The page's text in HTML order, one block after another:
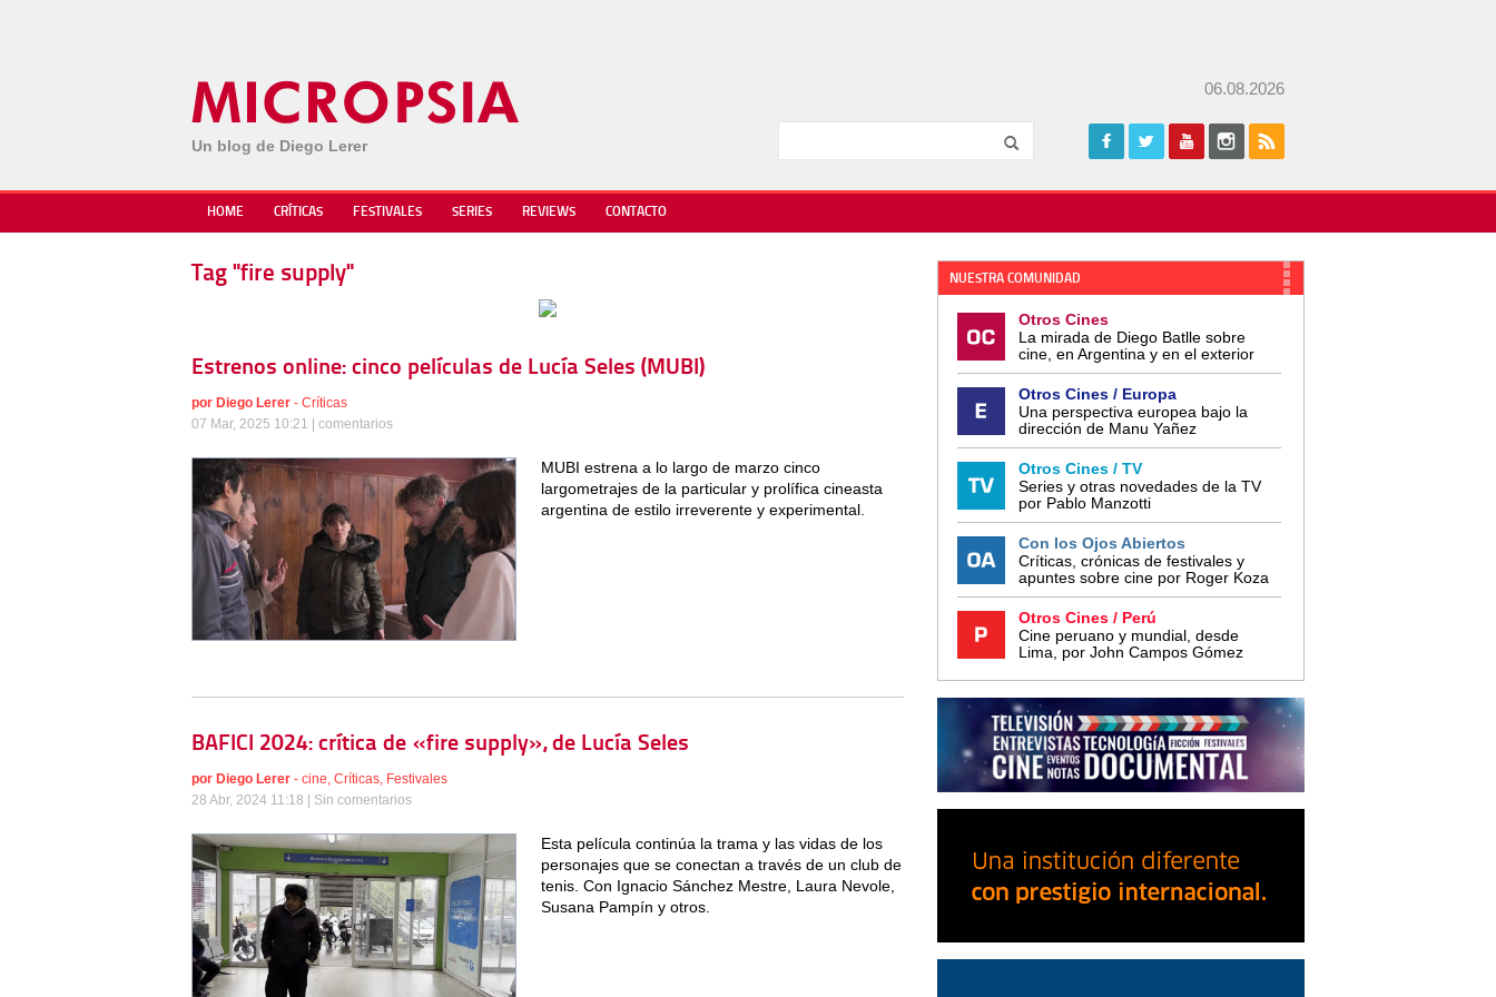
Un blog de Diego Lerer
06.08.2026
HOME CRÍTICAS FESTIVALES SERIES REVIEWS CONTACTO
Tag "fire supply"
Estrenos online: cinco películas de Lucía Seles (MUBI)
por Diego Lerer - Críticas
07 Mar, 2025 10:21 | comentarios
MUBI estrena a lo largo de marzo cinco
largometrajes de la particular y prolífica cineasta
argentina de estilo irreverente y experimental.
BAFICI 2024: crítica de «fire supply», de Lucía Seles
por Diego Lerer - cine, Críticas, Festivales
28 Abr, 2024 11:18 | Sin comentarios
Esta película continúa la trama y las vidas de los
personajes que se conectan a través de un club de
tenis. Con Ignacio Sánchez Mestre, Laura Nevole,
Susana Pampín y otros.
NUESTRA COMUNIDAD
Otros Cines
La mirada de Diego Batlle sobre
cine, en Argentina y en el exterior
Otros Cines / Europa
Una perspectiva europea bajo la
dirección de Manu Yañez
Otros Cines / TV
Series y otras novedades de la TV
por Pablo Manzotti
Con los Ojos Abiertos
Críticas, crónicas de festivales y
apuntes sobre cine por Roger Koza
Otros Cines / Perú
Cine peruano y mundial, desde
Lima, por John Campos Gómez